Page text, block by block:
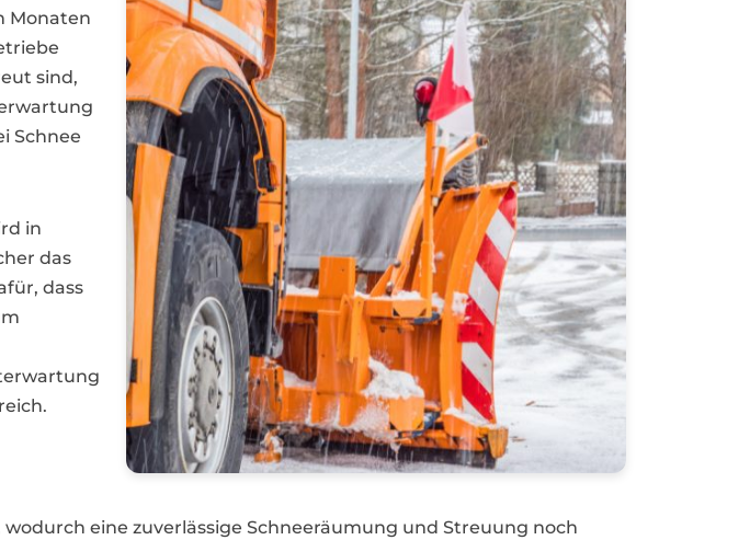
Monaten
sind,
Schnee
in
das
dass
eine zuverlässige Schneeräumung und Streuung noch